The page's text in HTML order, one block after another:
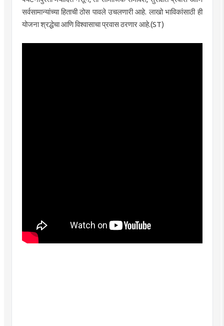
सर्वसामान्यांच्या हिताची ठोस पावले उचलणारी आहे. लाखो भाविकांसाठी ही
योजना श्रद्धेचा आणि विश्वासाचा प्रवास ठरणार आहे.(ST)